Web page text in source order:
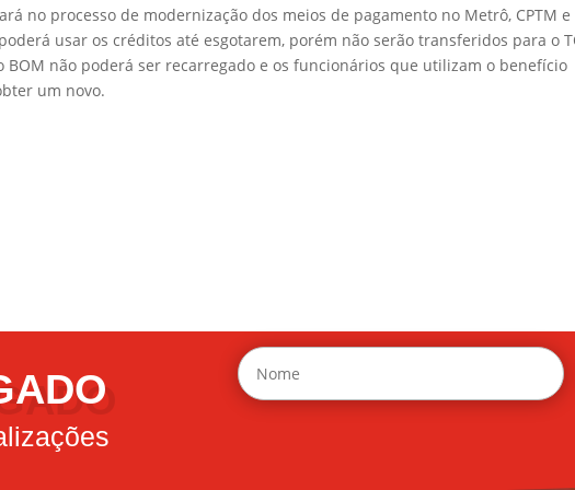
no processo de modernização dos meios de pagamento no Metrô, CPTM e
usar os créditos até esgotarem, porém não serão transferidos para o
BOM não poderá ser recarregado e os funcionários que utilizam o benefício
um novo.